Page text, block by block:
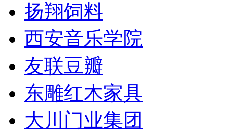
扬翔饲料
西安音乐学院
友联豆瓣
东雕红木家具
大川门业集团